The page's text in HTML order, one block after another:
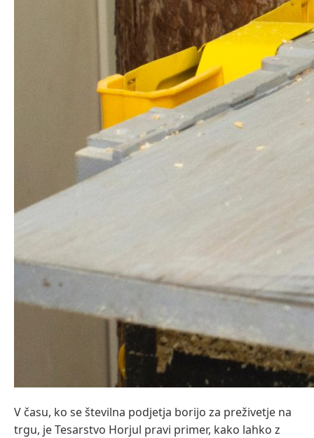
V času, ko se številna podjetja borijo za preživetje na
trgu, je Tesarstvo Horjul pravi primer, kako lahko z